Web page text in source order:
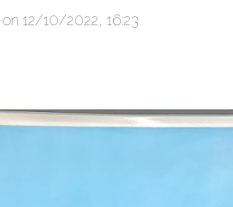
on 12/10/2022, 16:23